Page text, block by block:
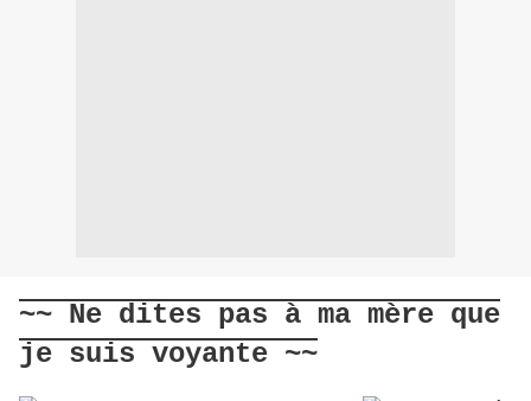
~~ Ne dites pas à ma mère que
je suis voyante ~~